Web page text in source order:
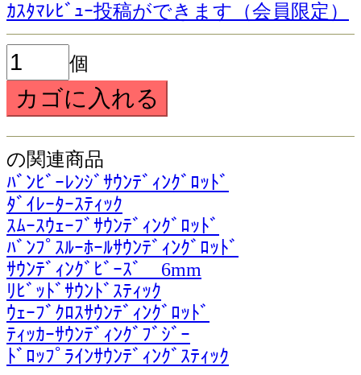
ｶｽﾀﾏﾚﾋﾞｭｰ投稿ができます（会員限定）
個
の関連商品
ﾊﾞﾝﾋﾞｰﾚﾝｼﾞｻｳﾝﾃﾞｨﾝｸﾞﾛｯﾄﾞ
ﾀﾞｲﾚｰﾀｰｽﾃｨｯｸ
ｽﾑｰｽｳｪｰﾌﾞｻｳﾝﾃﾞｨﾝｸﾞﾛｯﾄﾞ
ﾊﾞﾝﾌﾟｽﾙｰﾎｰﾙｻｳﾝﾃﾞｨﾝｸﾞﾛｯﾄﾞ
ｻｳﾝﾃﾞｨﾝｸﾞﾋﾞｰｽﾞ 6mm
ﾘﾋﾞｯﾄﾞｻｳﾝﾄﾞｽﾃｨｯｸ
ｳｪｰﾌﾞｸﾛｽｻｳﾝﾃﾞｨﾝｸﾞﾛｯﾄﾞ
ﾃｨｯｶｰｻｳﾝﾃﾞｨﾝｸﾞﾌﾞｼﾞｰ
ﾄﾞﾛｯﾌﾟﾗｲﾝｻｳﾝﾃﾞｨﾝｸﾞｽﾃｨｯｸ